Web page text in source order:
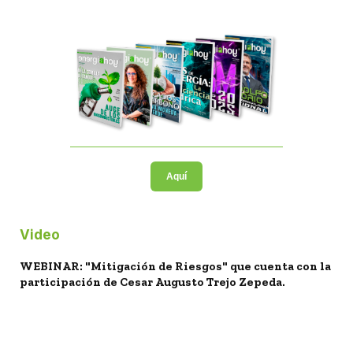
Aquí
Video
WEBINAR: "Mitigación de Riesgos" que cuenta con la
participación de Cesar Augusto Trejo Zepeda.